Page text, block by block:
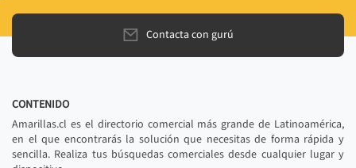
Contacta con gurú
CONTENIDO
Amarillas.cl es el directorio comercial más grande de Latinoamérica,
en el que encontrarás la solución que necesitas de forma rápida y
sencilla. Realiza tus búsquedas comerciales desde cualquier lugar y